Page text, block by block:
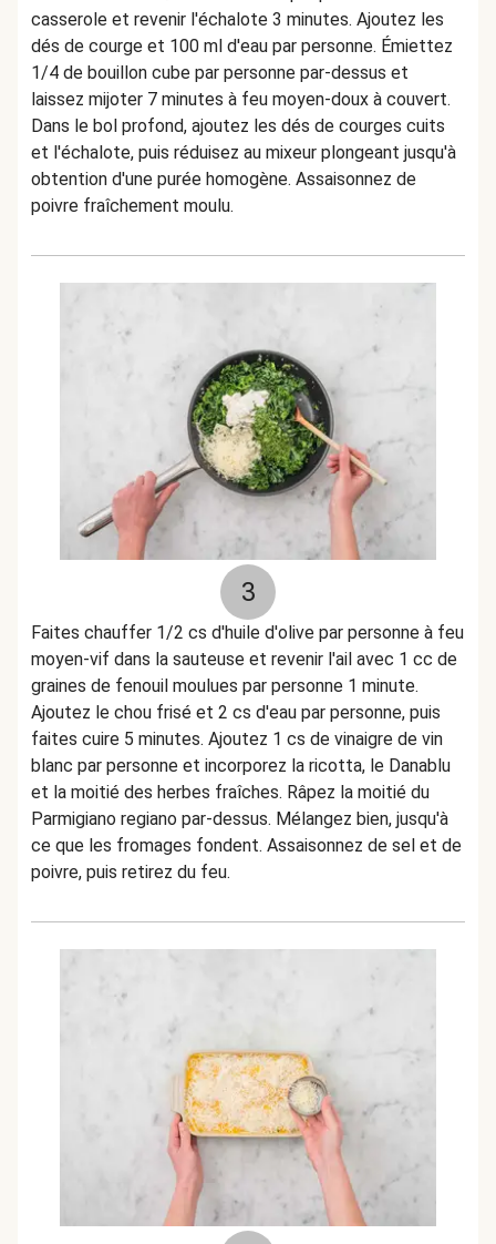
casserole et revenir l'échalote 3 minutes. Ajoutez les
dés de courge et 100 ml d'eau par personne. Émiettez
1/4 de bouillon cube par personne par-dessus et
laissez mijoter 7 minutes à feu moyen-doux à couvert.
Dans le bol profond, ajoutez les dés de courges cuits
et l'échalote, puis réduisez au mixeur plongeant jusqu'à
obtention d'une purée homogène. Assaisonnez de
poivre fraîchement moulu.
3
Faites chauffer 1/2 cs d'huile d'olive par personne à feu
moyen-vif dans la sauteuse et revenir l'ail avec 1 cc de
graines de fenouil moulues par personne 1 minute.
Ajoutez le chou frisé et 2 cs d'eau par personne, puis
faites cuire 5 minutes. Ajoutez 1 cs de vinaigre de vin
blanc par personne et incorporez la ricotta, le Danablu
et la moitié des herbes fraîches. Râpez la moitié du
Parmigiano regiano par-dessus. Mélangez bien, jusqu'à
ce que les fromages fondent. Assaisonnez de sel et de
poivre, puis retirez du feu.